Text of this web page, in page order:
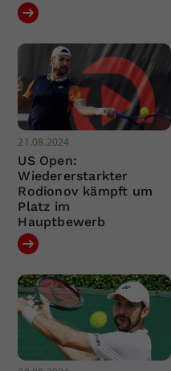
21.08.2024
US Open:
Wiedererstarkter
Rodionov kämpft um
Platz im
Hauptbewerb